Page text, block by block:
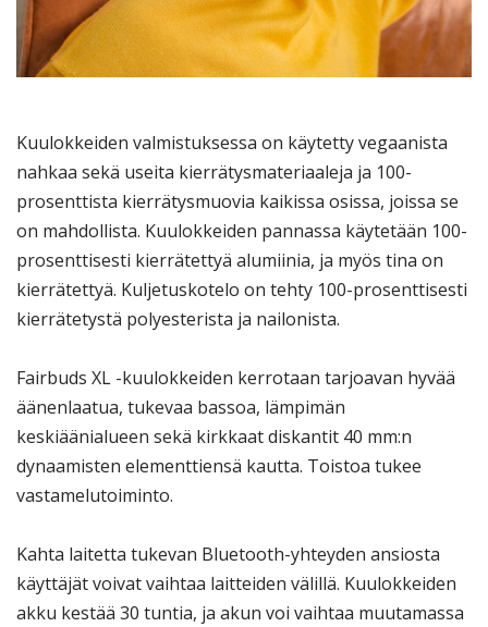
Kuulokkeiden valmistuksessa on käytetty vegaanista
nahkaa sekä useita kierrätysmateriaaleja ja 100-
prosenttista kierrätysmuovia kaikissa osissa, joissa se
on mahdollista. Kuulokkeiden pannassa käytetään 100-
prosenttisesti kierrätettyä alumiinia, ja myös tina on
kierrätettyä. Kuljetuskotelo on tehty 100-prosenttisesti
kierrätetystä polyesterista ja nailonista.
Fairbuds XL -kuulokkeiden kerrotaan tarjoavan hyvää
äänenlaatua, tukevaa bassoa, lämpimän
keskiäänialueen sekä kirkkaat diskantit 40 mm:n
dynaamisten elementtiensä kautta. Toistoa tukee
vastamelutoiminto.
Kahta laitetta tukevan Bluetooth-yhteyden ansiosta
käyttäjät voivat vaihtaa laitteiden välillä. Kuulokkeiden
akku kestää 30 tuntia, ja akun voi vaihtaa muutamassa